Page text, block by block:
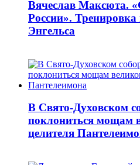
Вячеслав Максюта.
России».
Энгельса
В Свято-Духовском
поклониться мощам
целителя